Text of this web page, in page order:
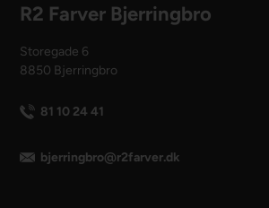
R2 Farver Bjerringbro
Storegade 6
8850 Bjerringbro
81 10 24 41
bjerringbro@r2farver.dk